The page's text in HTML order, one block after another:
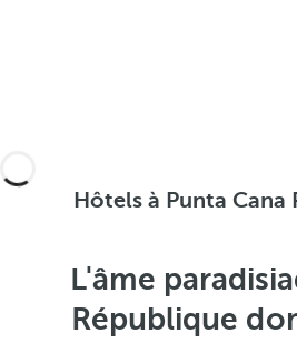
Hôtels à Punta Cana
L'âme
République